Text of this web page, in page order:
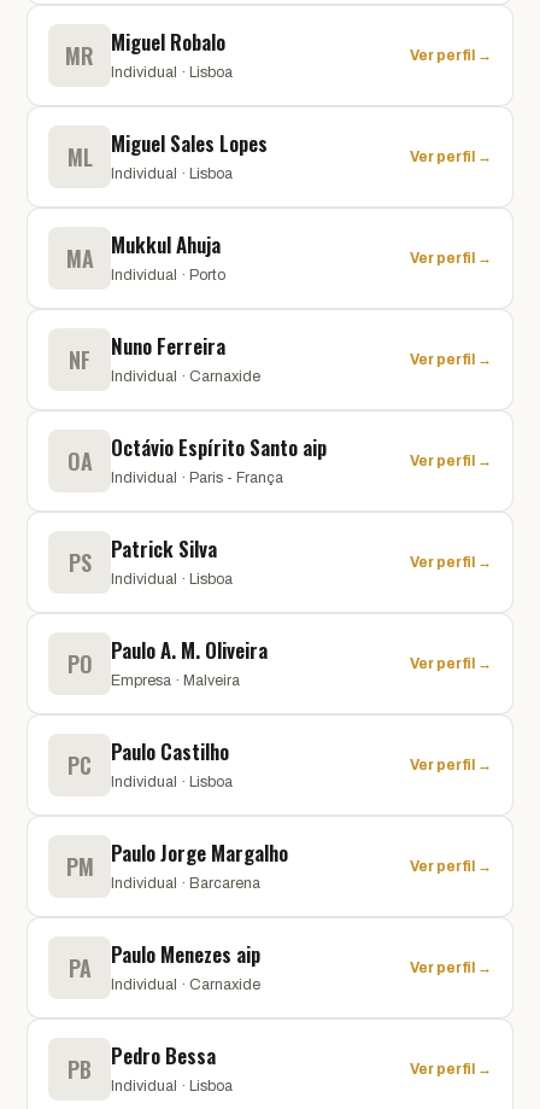
MR Miguel Robalo
Individual · Lisboa
Ver perfil →
ML Miguel Sales Lopes
Individual · Lisboa
Ver perfil →
MA Mukkul Ahuja
Individual · Porto
Ver perfil →
NF Nuno Ferreira
Individual · Carnaxide
Ver perfil →
OA Octávio Espírito Santo aip
Individual · Paris - França
Ver perfil →
PS Patrick Silva
Individual · Lisboa
Ver perfil →
PO Paulo A. M. Oliveira
Empresa · Malveira
Ver perfil →
PC Paulo Castilho
Individual · Lisboa
Ver perfil →
PM Paulo Jorge Margalho
Individual · Barcarena
Ver perfil →
PA Paulo Menezes aip
Individual · Carnaxide
Ver perfil →
PB Pedro Bessa
Individual · Lisboa
Ver perfil →